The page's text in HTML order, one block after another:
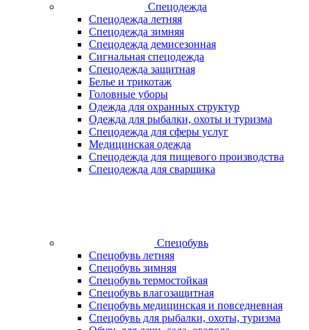
Спецодежда
Спецодежда летняя
Спецодежда зимняя
Спецодежда демисезонная
Сигнальная спецодежда
Спецодежда защитная
Белье и трикотаж
Головные уборы
Одежда для охранных структур
Одежда для рыбалки, охоты и туризма
Спецодежда для сферы услуг
Медицинская одежда
Спецодежда для пищевого производства
Спецодежда для сварщика
Спецобувь
Спецобувь летняя
Спецобувь зимняя
Спецобувь термостойкая
Спецобувь влагозащитная
Спецобувь медицинская и повседневная
Спецобувь для рыбалки, охоты, туризма